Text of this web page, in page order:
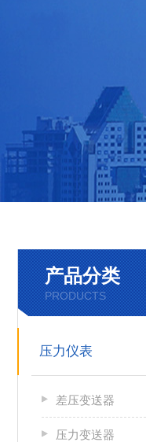
产品分类
PRODUCTS
压力仪表
差压变送器
压力变送器